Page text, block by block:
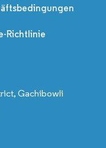
Richtlinie
Gachibowli